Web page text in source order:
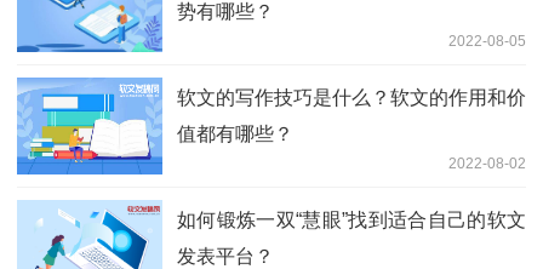
势有哪些？
2022-08-05
软文的写作技巧是什么？软文的作用和价
值都有哪些？
2022-08-02
如何锻炼一双“慧眼”找到适合自己的软文
发表平台？